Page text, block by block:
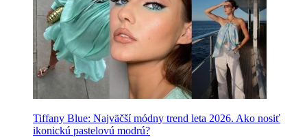
Tiffany Blue: Najväčší módny trend leta 2026. Ako nosiť
ikonickú pastelovú modrú?